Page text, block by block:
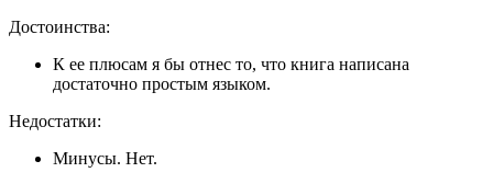
Достоинства:
К ее плюсам я бы отнес то, что книга написана
достаточно простым языком.
Недостатки:
Минусы. Нет.